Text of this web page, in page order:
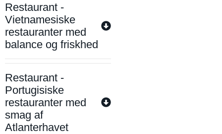
Restaurant -
Vietnamesiske
restauranter med
balance og friskhed
Restaurant -
Portugisiske
restauranter med
smag af
Atlanterhavet